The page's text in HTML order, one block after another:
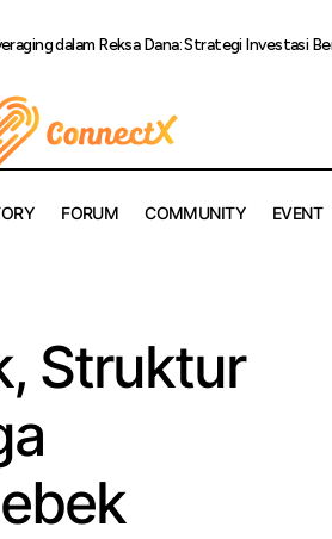
dalam Reksa Dana: Strategi Investasi
FORUM COMMUNITY EVENT
Rel yang Menjaga Keandalan
Struktur